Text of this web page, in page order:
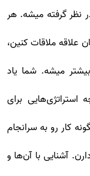
نظر گرفته میشه. هر
علاقه ملاقات کنین،
میشه. شما یاد
استراتژی‌هایی برای
کار رو به سرانجام
آشنایی با آن‌ها و